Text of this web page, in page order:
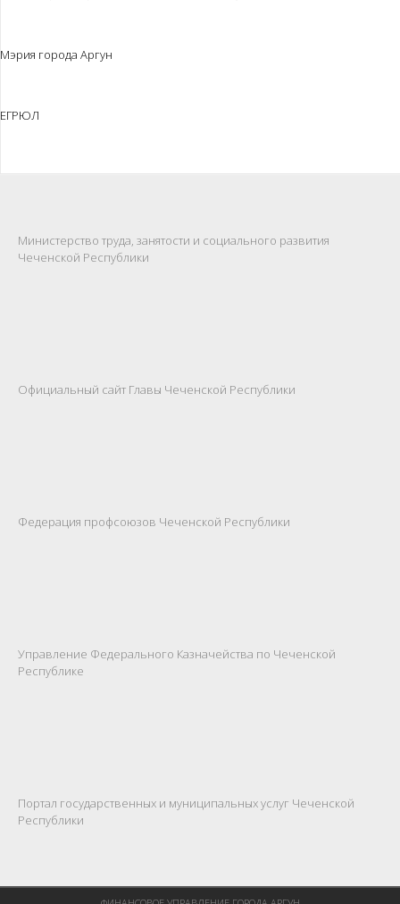
Мэрия города Аргун
ЕГРЮЛ
Министерство труда, занятости и социального развития
Чеченской Республики
Официальный сайт Главы Чеченской Республики
Федерация профсоюзов Чеченской Республики
Управление Федерального Казначейства по Чеченской
Республике
Портал государственных и муниципальных услуг Чеченской
Республики